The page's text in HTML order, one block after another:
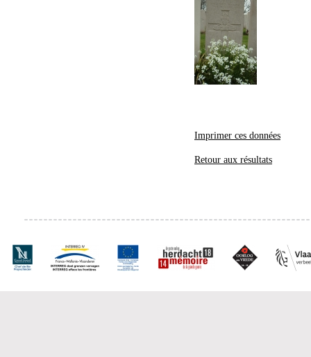
Imprimer ces données
Retour aux résultats